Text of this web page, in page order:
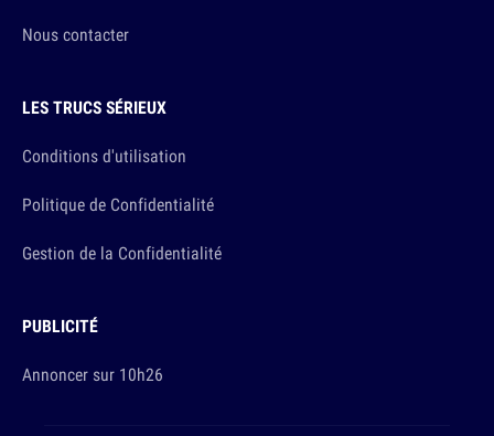
Nous contacter
LES TRUCS SÉRIEUX
Conditions d'utilisation
Politique de Confidentialité
Gestion de la Confidentialité
PUBLICITÉ
Annoncer sur 10h26